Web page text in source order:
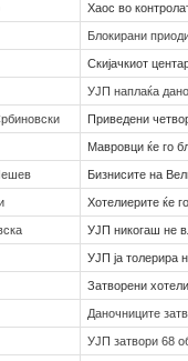
Хаос во
Блокирани
Скијачкиот
УЈП наплаќа
Приведени
Мавровци ќе го
Бизнисите на
Хотелиерите ќе
УЈП никогаш не
УЈП ја толерира
Затворени
Даночниците
УЈП затвори 68